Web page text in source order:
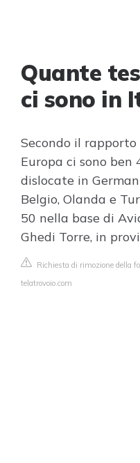
Quante
ci sono in
Secondo il
Europa ci sono ben
dislocate in
Belgio, Olanda e
50 nella base di
Ghedi Torre, in
Richiesta di rimozione della
telatrovoio.com